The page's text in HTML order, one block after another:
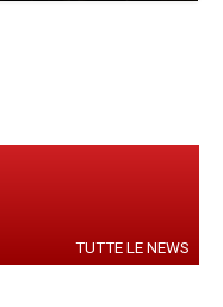
TUTTE LE NEWS